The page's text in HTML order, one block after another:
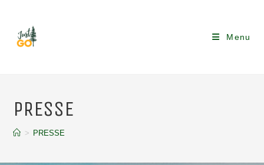
Menu
PRESSE
> PRESSE